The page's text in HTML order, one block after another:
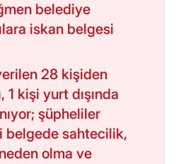
belediye
iskan belgesi
28 kişiden
1 kişi yurt dışında
şüpheliler
belgede sahtecilik,
olma ve